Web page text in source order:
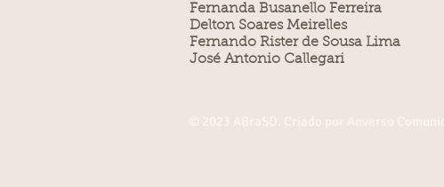
Fernanda Busanello Ferreira
Delton Soares Meirelles
Fernando Rister de Sousa Lima
José Antonio Callegari